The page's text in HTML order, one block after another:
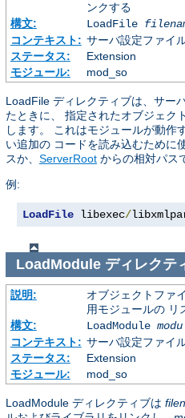
ンクする
構文:
LoadFile
コンテキスト: サーバ設定ファイ
ステータス:
Extension
モジュール:
mod_so
LoadFile ディレクティブは、サー
たときに、 指定されたオブジェク
します。 これはモジュールが動作
い追加の コードを読み込むために
スか、 ServerRoot からの相対パス
例:
LoadFile libexec/
LoadModuleディレクテ
説明:
オブジェクトファ
用モジュールの リ
構文:
LoadModule
コンテキスト: サーバ設定ファイ
ステータス:
Extension
モジュール:
mod_so
LoadModule ディレクティブは